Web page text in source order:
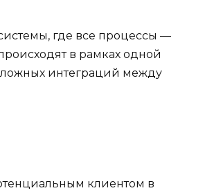
где все процессы —
в рамках одной
интеграций между
клиентом в